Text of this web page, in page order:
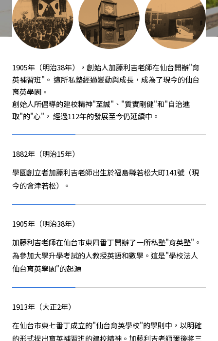
1905年（明治38年），創始人加藤利吉老師在仙台開辦"育
英補習班"。 這所私塾經過變動與成長，成為了現今的仙台
育英學園。
創始人所倡導的建校精神"至誠"、"質實剛健"和"自治進
取"的"心"， 經過112年的發展至今仍延續中。
1882年（明治15年）
學園創立者加藤利吉老師出生於福島縣若松大町141號（現
今的會津若松）。
1905年（明治38年）
加藤利吉老師在仙台市東四番丁開辦了一所私塾"育英塾"。
為參加大學升學考試的人教授英語和數學。這是"學校法人
仙台育英學園"的起源
1913年（大正2年）
在仙台市東七番丁成立的"仙台育英學校"的學則中，以明確
的形式提出育英補習班的建校精神。加藤利吉老師爾後將三